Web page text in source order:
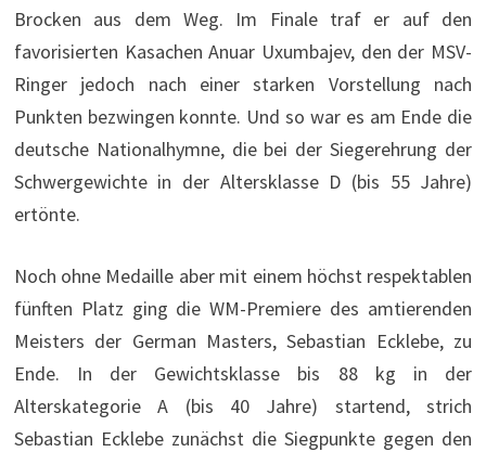
Brocken aus dem Weg. Im Finale traf er auf den
favorisierten Kasachen Anuar Uxumbajev, den der MSV-
Ringer jedoch nach einer starken Vorstellung nach
Punkten bezwingen konnte. Und so war es am Ende die
deutsche Nationalhymne, die bei der Siegerehrung der
Schwergewichte in der Altersklasse D (bis 55 Jahre)
ertönte.
Noch ohne Medaille aber mit einem höchst respektablen
fünften Platz ging die WM-Premiere des amtierenden
Meisters der German Masters, Sebastian Ecklebe, zu
Ende. In der Gewichtsklasse bis 88 kg in der
Alterskategorie A (bis 40 Jahre) startend, strich
Sebastian Ecklebe zunächst die Siegpunkte gegen den